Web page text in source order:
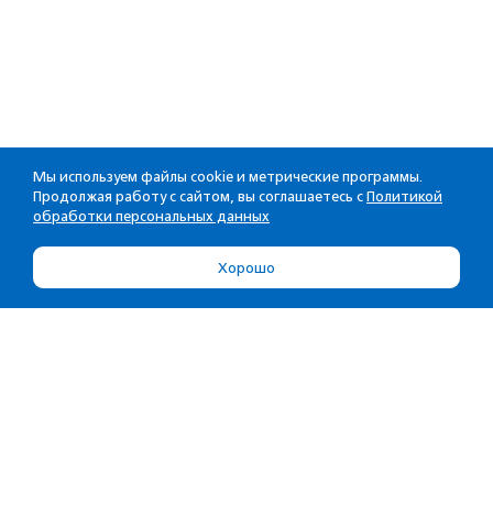
Мы используем файлы cookie и метрические программы.
Продолжая работу с сайтом, вы соглашаетесь с Политикой
обработки персональных данных
Хорошо